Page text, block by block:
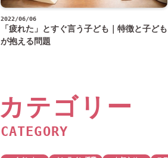
2022/06/06
「疲れた」とすぐ言う子ども｜特徴と子ども
が抱える問題
カテゴリー
CATEGORY